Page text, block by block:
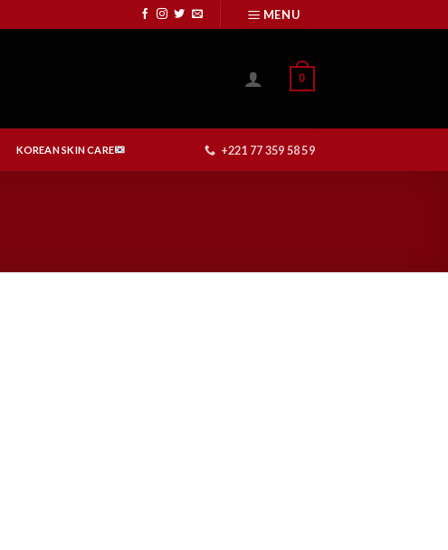
MENU
0
KOREAN SKIN CARE +221 77 359 58 59